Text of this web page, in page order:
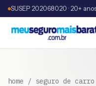
SUSEP 202068020 · 20+
home / seguro de carro